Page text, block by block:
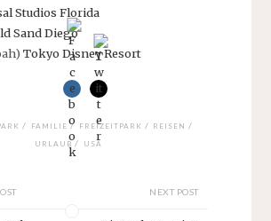
Studios Florida
Sand Diego
Tokyo Disney Resort
/ FAMILIE / FREIZEITPARK / REISEN /
URLAUB/ USA
NEXT POST